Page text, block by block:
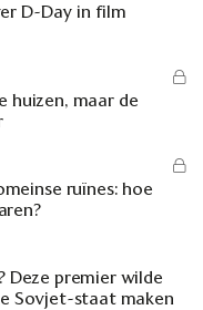
D-Day in film
huizen, maar de
ruïnes: hoe
Deze premier wilde
Sovjet-staat maken